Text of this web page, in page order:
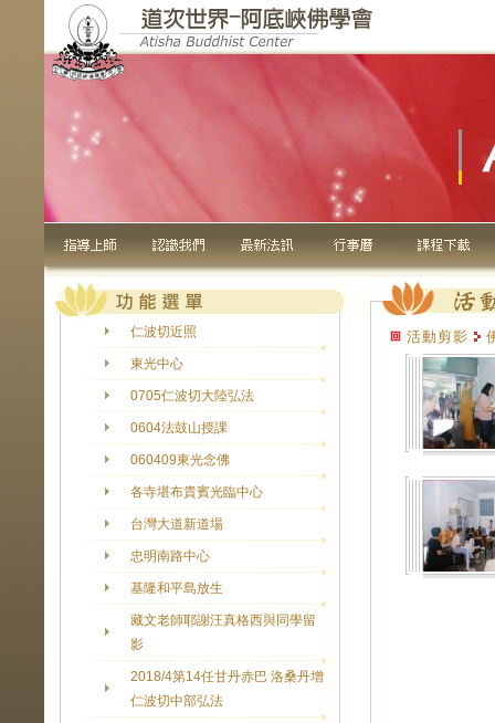
仁波切近照
東光中心
0705仁波切大陸弘法
0604法鼓山授課
060409東光念佛
各寺堪布貴賓光臨中心
台灣大道新道場
忠明南路中心
基隆和平島放生
藏文老師耶謝汪真格西與同學留
影
2018/4第14任甘丹赤巴 洛桑丹增
仁波切中部弘法
活動剪影